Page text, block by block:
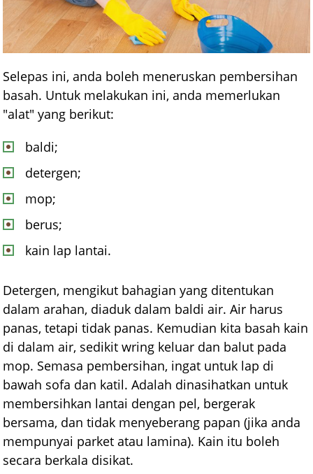
Selepas ini, anda boleh meneruskan pembersihan
basah. Untuk melakukan ini, anda memerlukan
"alat" yang berikut:
baldi;
detergen;
mop;
berus;
kain lap lantai.
Detergen, mengikut bahagian yang ditentukan
dalam arahan, diaduk dalam baldi air. Air harus
panas, tetapi tidak panas. Kemudian kita basah kain
di dalam air, sedikit wring keluar dan balut pada
mop. Semasa pembersihan, ingat untuk lap di
bawah sofa dan katil. Adalah dinasihatkan untuk
membersihkan lantai dengan pel, bergerak
bersama, dan tidak menyeberang papan (jika anda
mempunyai parket atau lamina). Kain itu boleh
secara berkala disikat.